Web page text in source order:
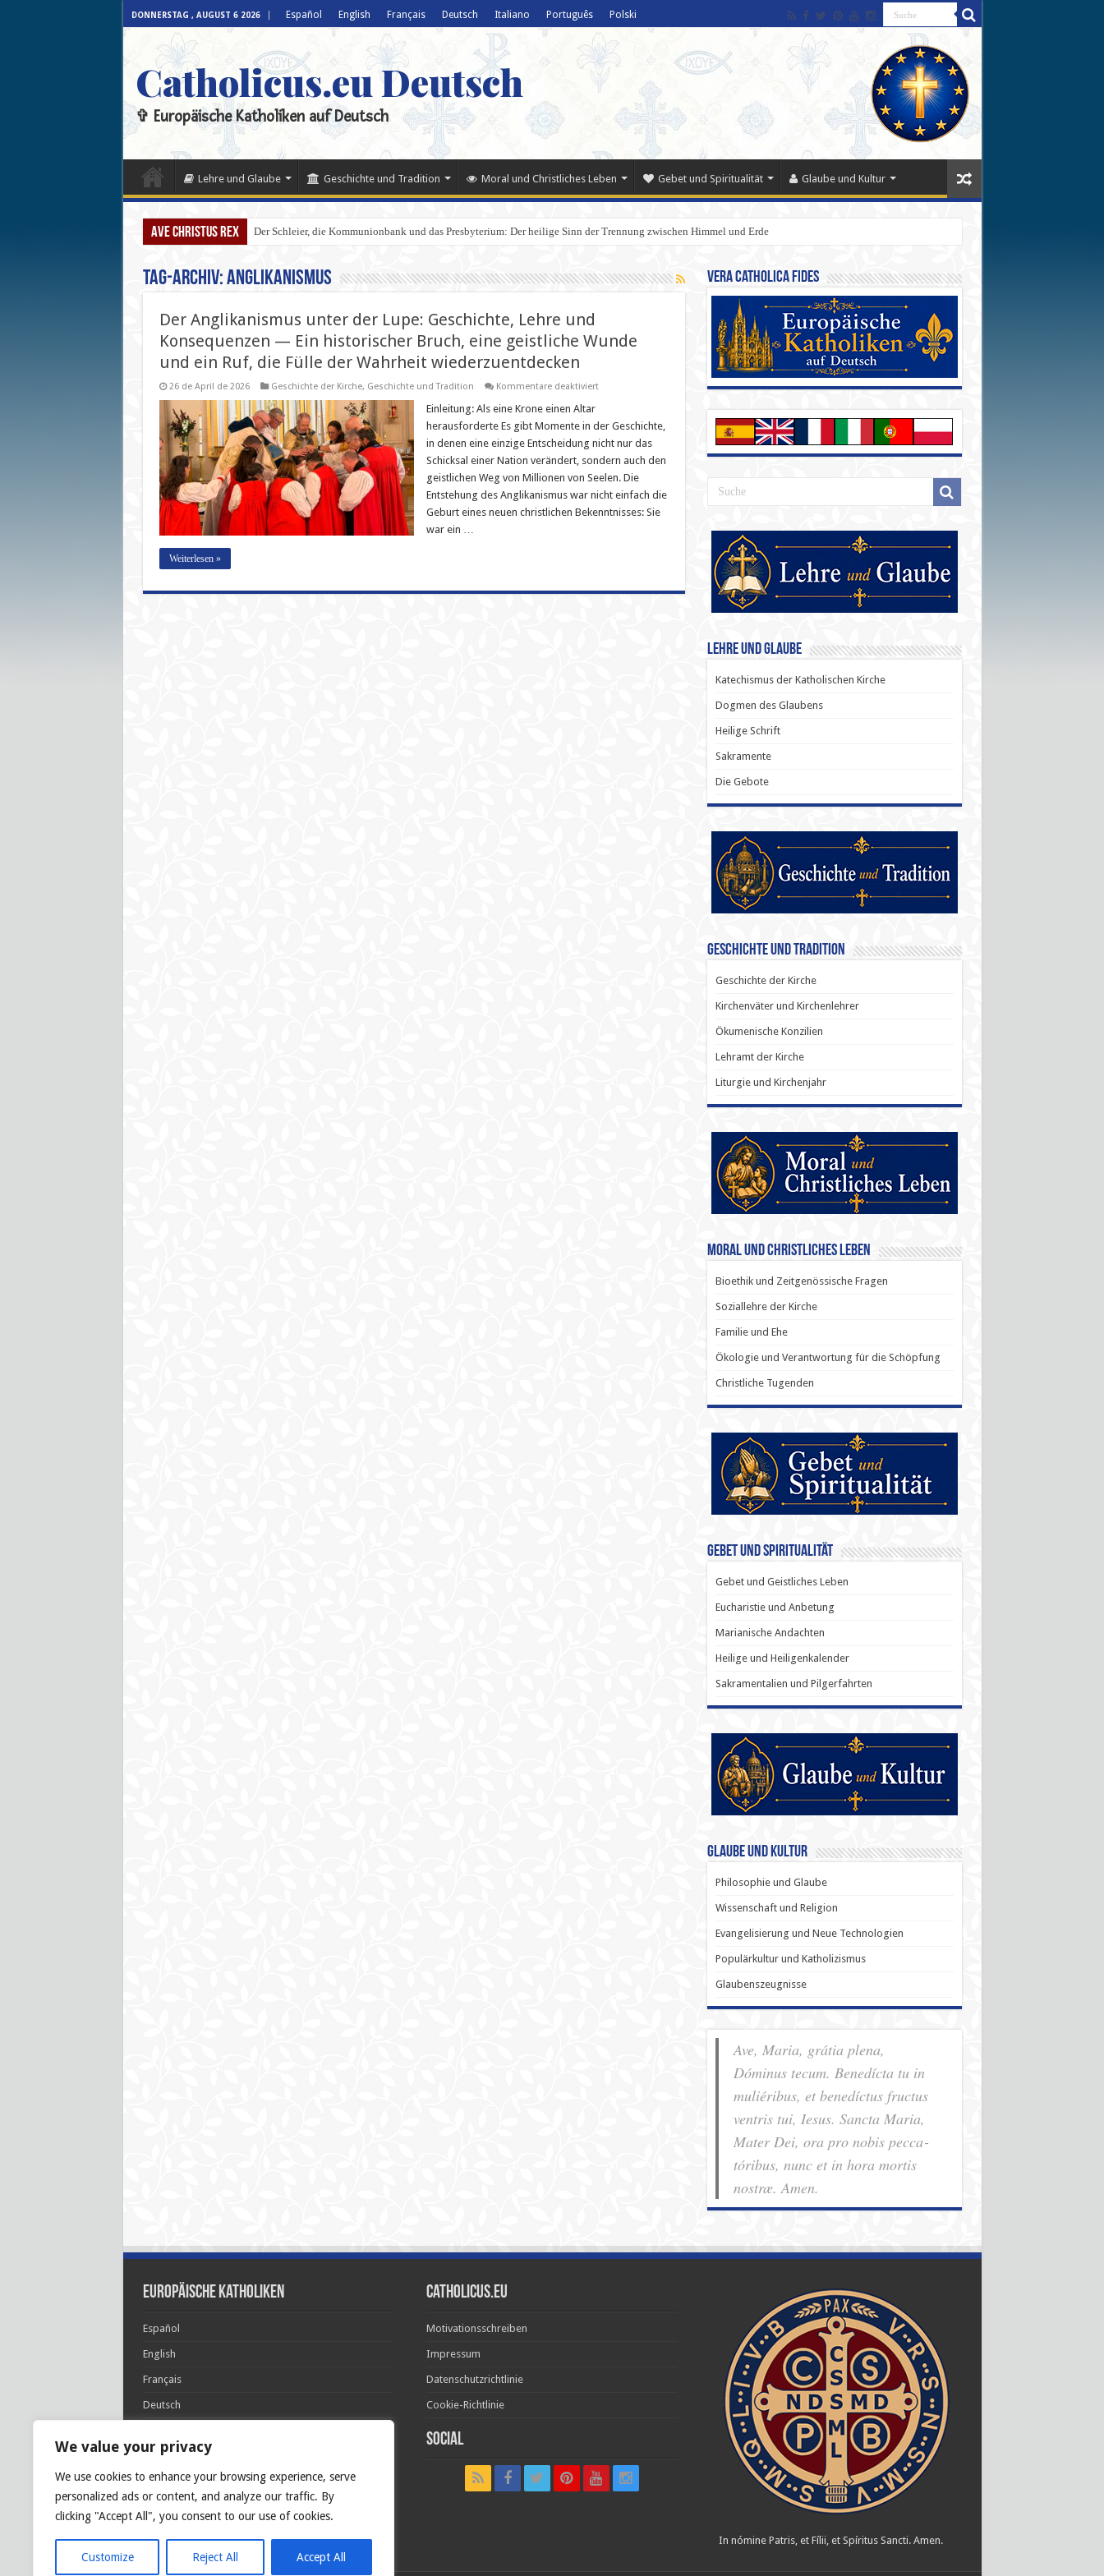
We value your privacy
We use cookies to enhance your browsing experience, serve
personalized ads or content, and analyze our traffic. By
clicking "Accept All", you consent to our use of cookies.
Customize Reject All Accept All
DONNERSTAG , AUGUST 6 2026 Español English Français Deutsch Italiano Português Polski
Catholicus.eu Deutsch
✞ Europäische Katholiken auf Deutsch
Lehre und Glaube Geschichte und Tradition Moral und Christliches Leben Gebet und Spiritualität Glaube und Kultur
Ave Christus Rex Der Schleier, die Kommunionbank und das Presbyterium: Der heilige Sinn der Trennung zwischen Himmel und Erde
Tag-Archiv:Anglikanismus
Der Anglikanismus unter der Lupe: Geschichte, Lehre und
Konsequenzen — Ein historischer Bruch, eine geistliche Wunde
und ein Ruf, die Fülle der Wahrheit wiederzuentdecken
26 de April de 2026 Geschichte der Kirche, Geschichte und Tradition Kommentare deaktiviertfür
der
Lupe:
Geschichte,
Lehre
und
Konsequenzen
—
historischer
Ruf,
Einleitung: Als eine Krone einen Altar
herausforderte Es gibt Momente in der Geschichte,
in denen eine einzige Entscheidung nicht nur das
Schicksal einer Nation verändert, sondern auch den
geistlichen Weg von Millionen von Seelen. Die
Entstehung des Anglikanismus war nicht einfach die
Geburt eines neuen christlichen Bekenntnisses: Sie
war ein …
Weiterlesen »
Vera Catholica Fides
Lehre und Glaube
Katechismus der Katholischen Kirche
Dogmen des Glaubens
Heilige Schrift
Sakramente
Die Gebote
Geschichte und Tradition
Geschichte der Kirche
Kirchenväter und Kirchenlehrer
Ökumenische Konzilien
Lehramt der Kirche
Liturgie und Kirchenjahr
Moral und Christliches Leben
Bioethik und Zeitgenössische Fragen
Soziallehre der Kirche
Familie und Ehe
Ökologie und Verantwortung für die Schöpfung
Christliche Tugenden
Gebet und Spiritualität
Gebet und Geistliches Leben
Eucharistie und Anbetung
Marianische Andachten
Heilige und Heiligenkalender
Sakramentalien und Pilgerfahrten
Glaube und Kultur
Philosophie und Glaube
Wissenschaft und Religion
Evangelisierung und Neue Technologien
Populärkultur und Katholizismus
Glaubenszeugnisse
Ave, Maria, grátia plena,
Dóminus tecum. Benedícta tu in
muliéribus, et benedíctus fructus
ventris tui, Iesus. Sancta Maria,
Mater Dei, ora pro nobis pec­ca­
tóribus, nunc et in hora mortis
nostræ. Amen.
Europäische Katholiken
Español
English
Français
Deutsch
Português
Polski
Glória Patri, et Fílio, et Spirítui Sancto. Sicut erat in
princípio, et nunc et semper et in sǽcula
sæculórum. Amen.
Catholicus.eu
Motivationsschreiben
Impressum
Datenschutzrichtlinie
Cookie-Richtlinie
Social
In nómine Patris, et Fílii, et Spíritus Sancti. Amen.